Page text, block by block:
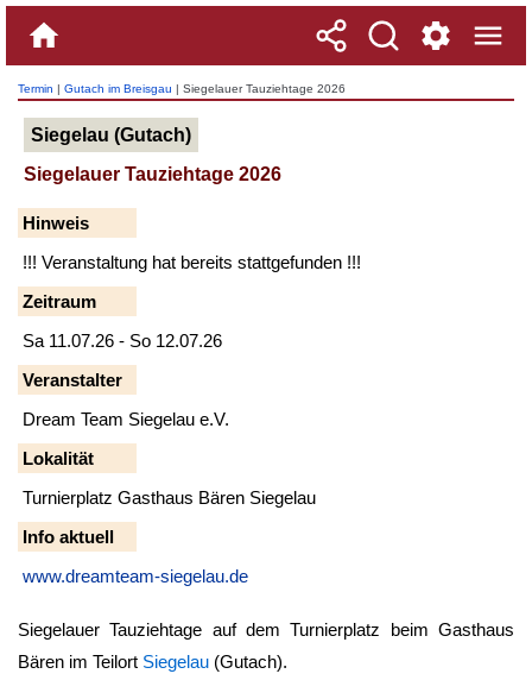
Termin | Gutach im Breisgau | Siegelauer Tauziehtage 2026
Siegelau (Gutach)
Siegelauer Tauziehtage 2026
Hinweis
!!! Veranstaltung hat bereits stattgefunden !!!
Zeitraum
Sa 11.07.26 - So 12.07.26
Veranstalter
Dream Team Siegelau e.V.
Lokalität
Turnierplatz Gasthaus Bären Siegelau
Info aktuell
www.dreamteam-siegelau.de
Siegelauer Tauziehtage auf dem Turnierplatz beim Gasthaus
Bären im Teilort Siegelau (Gutach).